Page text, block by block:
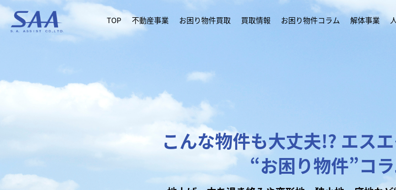
TOP 不動産事業 お困り物件買取 買取情報 お困り物件コラム 解体事業
こんな物件も大丈夫!? エス
“お困り物件”コ